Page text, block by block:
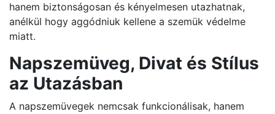
hanem biztonságosan és kényelmesen utazhatnak,
anélkül hogy aggódniuk kellene a szemük védelme
miatt.
Napszemüveg, Divat és Stílus
az Utazásban
A napszemüvegek nemcsak funkcionálisak, hanem